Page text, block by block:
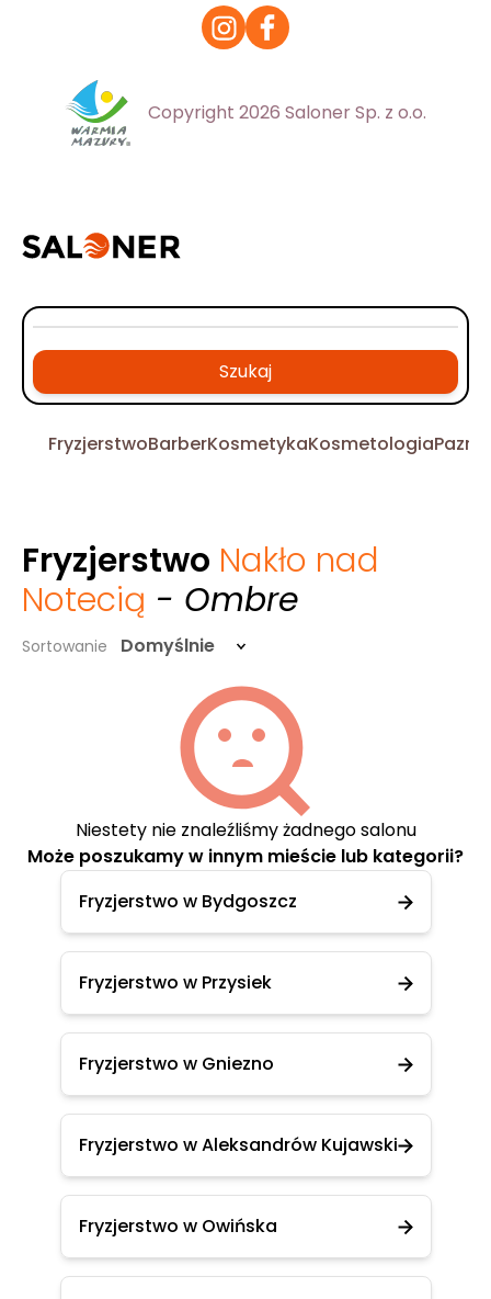
Copyright 2026 Saloner Sp. z o.o.
Szukaj
FryzjerstwoBarberKosmetykaKosmetologia
Fryzjerstwo Nakło nad
Notecią - Ombre
Sortowanie Domyślnie
Niestety nie znaleźliśmy żadnego salonu
Może poszukamy w innym mieście lub kategorii?
Fryzjerstwo w Bydgoszcz
Fryzjerstwo w Przysiek
Fryzjerstwo w Gniezno
Fryzjerstwo w Aleksandrów Kujawski
Fryzjerstwo w Owińska